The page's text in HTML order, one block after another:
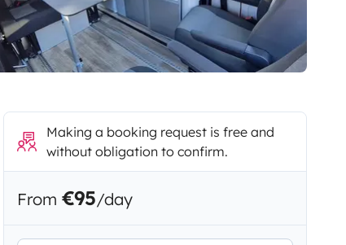
Making a booking request is free and
without obligation to confirm.
From €95/day